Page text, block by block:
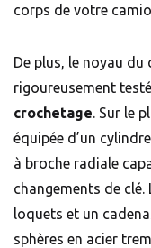
corps de votre
De plus, le noyau du
rigoureusement
crochetage. Sur le
équipée d’un
à broche radiale
changements de
loquets et un
sphères en acier